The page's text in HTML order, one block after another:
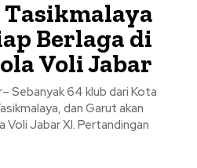
Berlaga di
Voli Jabar
dan Garut akan
Voli Jabar XI. Pertandingan